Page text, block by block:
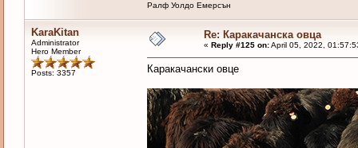
Ралф Уолдо Емерсън
KaraKitan
Administrator
Hero Member
Posts: 3357
Re: Каракачанска овца
« Reply #125 on:April 05, 2022,
Каракачански овце